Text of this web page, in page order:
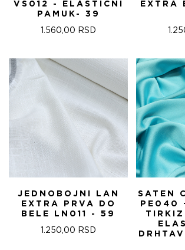
VS012 - ELASTIČNI
PAMUK- 39
1.560,00 RSD
EXTRA
JEDNOBOJNI LAN
EXTRA PRVA DO
BELE LN011 - 59
1.250,00 RSD
SATEN
PE040